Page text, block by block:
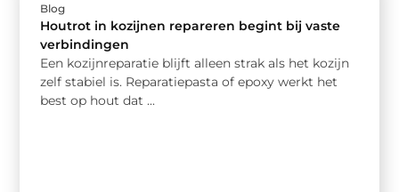
Blog
Houtrot in kozijnen repareren begint bij vaste
verbindingen
Een kozijnreparatie blijft alleen strak als het kozijn
zelf stabiel is. Reparatiepasta of epoxy werkt het
best op hout dat ...